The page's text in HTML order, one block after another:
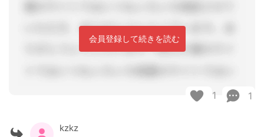
会員登録して続きを読む
1 1
kzkz